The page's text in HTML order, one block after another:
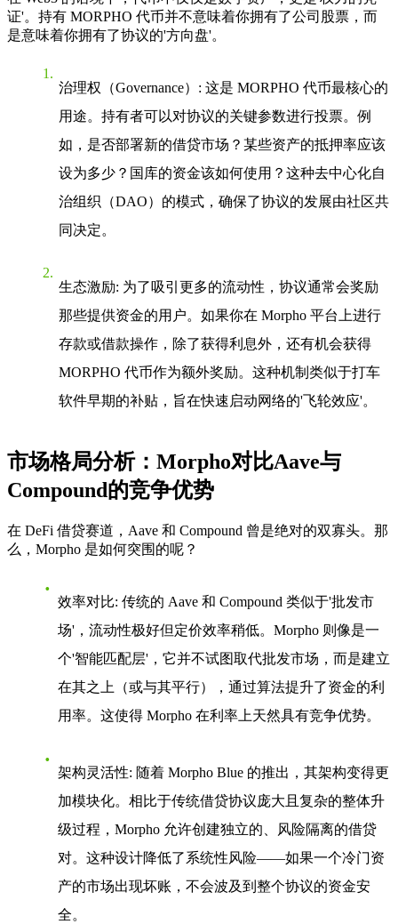
证'。持有 MORPHO 代币并不意味着你拥有了公司股票，而
是意味着你拥有了协议的'方向盘'。
治理权（Governance） : 这是 MORPHO 代币最核心的
用途。持有者可以对协议的关键参数进行投票。例
如，是否部署新的借贷市场？某些资产的抵押率应该
设为多少？国库的资金该如何使用？这种去中心化自
治组织（DAO）的模式，确保了协议的发展由社区共
同决定。
生态激励: 为了吸引更多的流动性，协议通常会奖励
那些提供资金的用户。如果你在 Morpho 平台上进行
存款或借款操作，除了获得利息外，还有机会获得
MORPHO 代币作为额外奖励。这种机制类似于打车
软件早期的补贴，旨在快速启动网络的'飞轮效应'。
市场格局分析：Morpho对比Aave与
Compound的竞争优势
在 DeFi 借贷赛道，Aave 和 Compound 曾是绝对的双寡头。那
么，Morpho 是如何突围的呢？
效率对比: 传统的 Aave 和 Compound 类似于'批发市
场'，流动性极好但定价效率稍低。Morpho 则像是一
个'智能匹配层'，它并不试图取代批发市场，而是建立
在其之上（或与其平行），通过算法提升了资金的利
用率。这使得 Morpho 在利率上天然具有竞争优势。
架构灵活性: 随着 Morpho Blue 的推出，其架构变得更
加模块化。相比于传统借贷协议庞大且复杂的整体升
级过程，Morpho 允许创建独立的、风险隔离的借贷
对。这种设计降低了系统性风险——如果一个冷门资
产的市场出现坏账，不会波及到整个协议的资金安
全。